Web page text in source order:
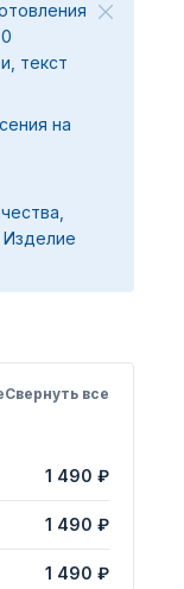
текст
на
Свернуть все
1 490 ₽
1 490 ₽
1 490 ₽